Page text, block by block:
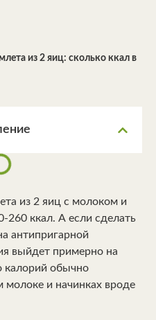
из 2 яиц: сколько ккал в
из 2 яиц с молоком и
ккал. А если сделать
антипригарной
выйдет примерно на
калорий обычно
молоке и начинках вроде